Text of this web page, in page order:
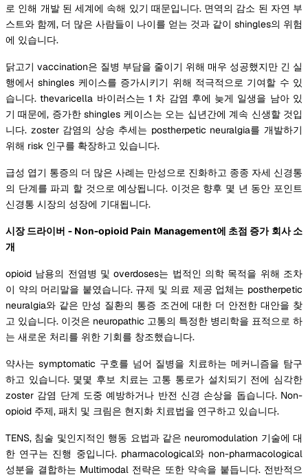
로 인해 개발 된 세계에 속해 있기 때문입니다. 면역의 감소 된 자연 부
스트와 함께, 더 많은 사람들이 나이를 얻는 것과 같이 shingles의 위험
에 있습니다.
닭고기 vaccination은 질병 부담을 줄이기 위해 매우 성공했지만 긴 실
행에서 shingles 케이스를 증가시키기 위해 적극적으로 기여할 수 있
습니다. thevaricella 바이러스는 1 차 감염 후에 늦게 일생을 남아 있
기 때문에, 증가한 shingles 케이스는 오는 십년간에 계속 신생할 것입
니다. zoster 감염의 상승 추세는 postherpetic neuralgia를 개발하기
위해 risk 인구를 확장하고 있습니다.
급성 엽기 통증의 더 많은 사례는 만성으로 진화하고 종종 자세 신경통
의 단계를 파괴 할 것으로 예상됩니다. 이것은 향후 몇 년 동안 포인트
신경통 시장의 성장에 기대됩니다.
시장 드라이버 - Non-opioid Pain Management에 초점 증가 회사 소
개
opioid 남용의 전염병 및 overdoses는 법적인 의학 목적을 위해 조차
이 약의 머리말을 붙였습니다. 규제 및 의료 제공 업체는 postherpetic
neuralgia와 같은 만성 질환의 통증 조건에 대한 더 안전한 대안을 찾
고 있습니다. 이것은 neuropathic 고통의 특정한 병리학을 표적으로 하
는 새로운 처리를 위한 기회를 창조했습니다.
약사는 symptomatic 구호를 넘어 질병을 치료하는 메커니즘을 탐구
하고 있습니다. 몇몇 후보 치료는 고통 통로가 설치되기 전에 심각한
zoster 감염 단계 도중 예방하거나 반전 신경 손상을 돕습니다. Non-
opioid 주제, 패치 및 크림은 현지화 치료법을 연구하고 있습니다.
TENS, 침술 및인지적인 행동 요법과 같은 neuromodulation 기술에 대
한 연구는 진행 중입니다. pharmacological와 non-pharmacological
성분을 결합하는 Multimodal 전략은 또한 약속을 붙듭니다. 전반적으